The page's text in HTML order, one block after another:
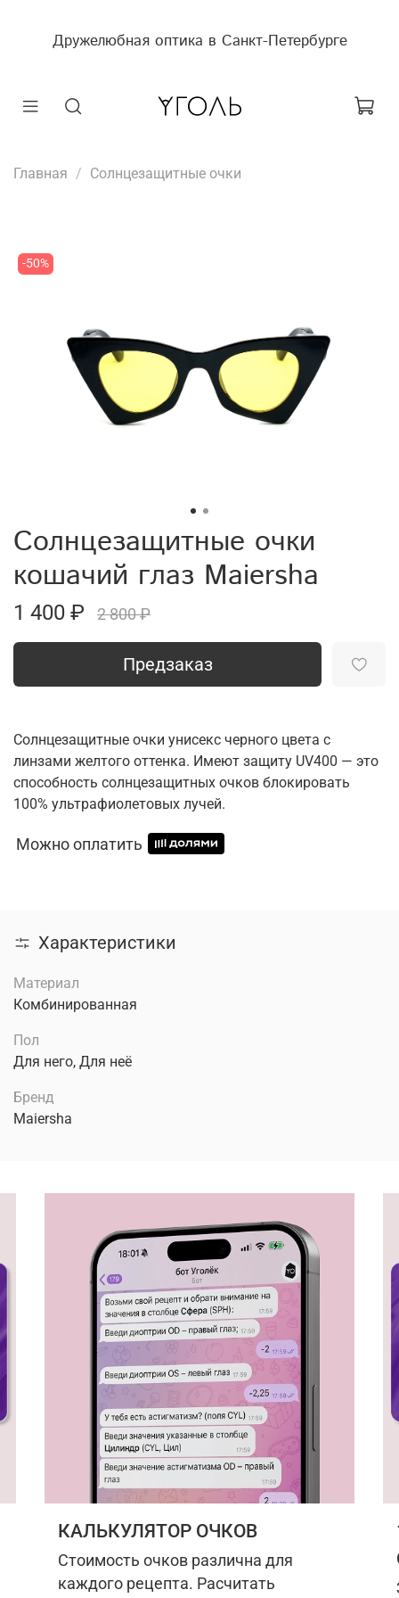
Дружелюбная оптика в Санкт-Петербурге
Главная Солнцезащитные очки
-50%
Солнцезащитные очки
кошачий глаз Maiersha
1 400 ₽ 2 800 ₽
Предзаказ
Солнцезащитные очки унисекс черного цвета с
линзами желтого оттенка. Имеют защиту UV400 — это
способность солнцезащитных очков блокировать
100% ультрафиолетовых лучей.
Можно оплатить
Характеристики
Материал
Комбинированная
Пол
Для него, Для неё
Бренд
Maiersha
КАЛЬКУЛЯТОР ОЧКОВ
Стоимость очков различна для
каждого рецепта. Расчитать